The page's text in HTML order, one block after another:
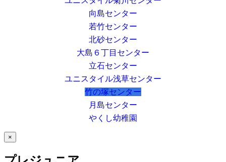
向島センター
若竹センター
北砂センター
大島６丁目センター
立石センター
ユニスタイル浅草センター
竹の塚センター
月島センター
やくし幼稚園
×